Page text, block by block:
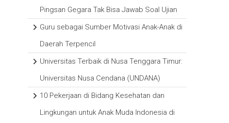
Pingsan Gegara Tak Bisa Jawab Soal Ujian
Guru sebagai Sumber Motivasi Anak-Anak di
Daerah Terpencil
Universitas Terbaik di Nusa Tenggara Timur:
Universitas Nusa Cendana (UNDANA)
10 Pekerjaan di Bidang Kesehatan dan
Lingkungan untuk Anak Muda Indonesia di